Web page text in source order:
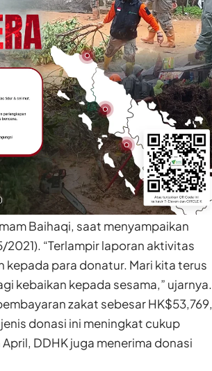
Baihaqi, saat menyampaikan
“Terlampir laporan aktivitas
kepada para donatur. Mari kita terus
kebaikan kepada sesama,” ujarnya.
zakat sebesar HK$53,769,
donasi ini meningkat cukup
DDHK juga menerima donasi